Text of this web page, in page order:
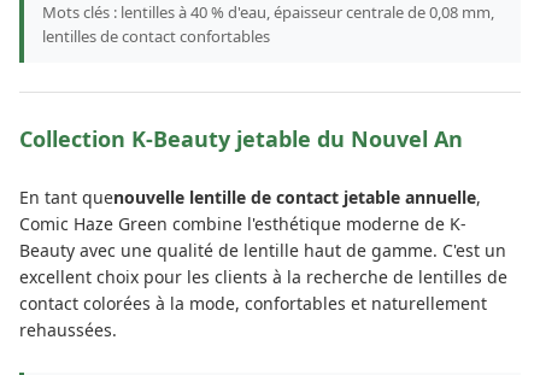
Mots clés : lentilles à 40 % d'eau, épaisseur centrale de 0,08 mm,
lentilles de contact confortables
Collection K-Beauty jetable du Nouvel An
En tant quenouvelle lentille de contact jetable annuelle,
Comic Haze Green combine l'esthétique moderne de K-
Beauty avec une qualité de lentille haut de gamme. C'est un
excellent choix pour les clients à la recherche de lentilles de
contact colorées à la mode, confortables et naturellement
rehaussées.